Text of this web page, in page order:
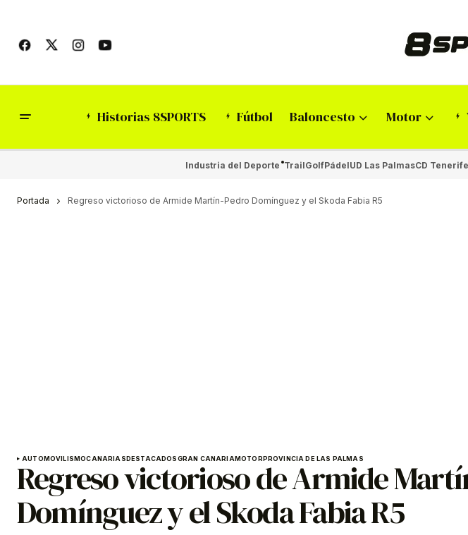
Historias 8SPORTS Fútbol Baloncesto Motor
Industria del Deporte TrailGolfPádelUD Las PalmasCD Tenerife
Portada Regreso victorioso de Armide Martín-Pedro Domínguez y el Skoda Fabia R5
AUTOMOVILISMOCANARIASDESTACADOSGRAN CANARIAMOTORPROVINCIA DE LAS PALMAS
Regreso victorioso de Armide
Domínguez y el Skoda Fabia R5